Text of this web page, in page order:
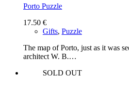
Porto Puzzle
17.50 €
Gifts, Puzzle
The map of Porto, just as it was
architect W. B.…
SOLD OUT